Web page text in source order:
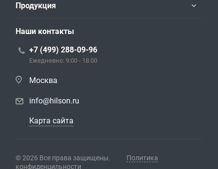
Продукция
Наши контакты
+7 (499) 288-09-96
Ежедневно: 9:00 - 18:00
Москва
info@hilson.ru
Карта сайта
© 2026 Все права защищены.
Политика
конфиденцильности